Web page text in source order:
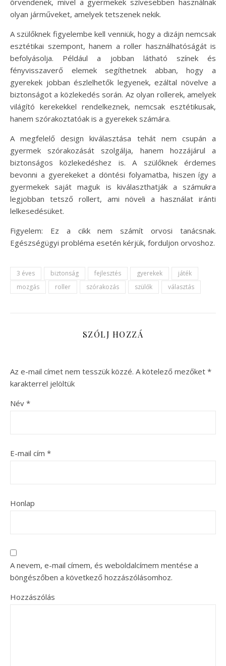
olyan járműveket, amelyek tetszenek nekik.
A szülőknek figyelembe kell venniük, hogy a dizájn nemcsak
esztétikai szempont, hanem a roller használhatóságát is
befolyásolja. Például a jobban látható színek és
fényvisszaverő elemek segíthetnek abban, hogy a
gyerekek jobban észlelhetők legyenek, ezáltal növelve a
biztonságot a közlekedés során. Az olyan rollerek, amelyek
világító kerekekkel rendelkeznek, nemcsak esztétikusak,
hanem szórakoztatóak is a gyerekek számára.
A megfelelő design kiválasztása tehát nem csupán a
gyermek szórakozását szolgálja, hanem hozzájárul a
biztonságos közlekedéshez is. A szülőknek érdemes
bevonni a gyerekeket a döntési folyamatba, hiszen így a
gyermekek saját maguk is kiválaszthatják a számukra
legjobban tetsző rollert, ami növeli a használat iránti
lelkesedésüket.
Figyelem: Ez a cikk nem számít orvosi tanácsnak.
Egészségügyi probléma esetén kérjük, forduljon orvoshoz.
3 éves biztonság fejlesztés gyerekek
játék
mozgás
roller szórakozás szülők választás
SZÓLJ HOZZÁ
Az e-mail címet nem tesszük közzé. A kötelező mezőket *
karakterrel jelöltük
Név *
E-mail cím *
Honlap
A nevem, e-mail címem, és weboldalcímem mentése a
böngészőben a következő hozzászólásomhoz.
Hozzászólás